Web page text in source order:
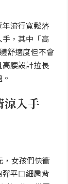
流行寬鬆落
，其中「高
舒適度但不會
腰設計拉長
涼入手
，女孩們快衝
平口細肩背